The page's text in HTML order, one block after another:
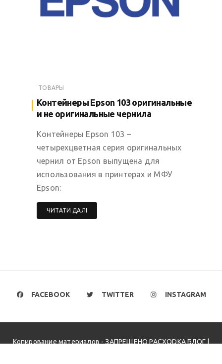
ТОВАРЫ
Контейнеры Epson 103 оригинальные
и не оригинальные чернила
Контейнеры Epson 103 –
четырехцветная серия оригинальных
чернил от Epson выпущена для
использования в принтерах и МФУ
Epson:
ЧИТАТИ ДАЛІ
FACEBOOK TWITTER INSTAGRAM
Копирование материалов - ЗАПРЕЩЕНО PACXODKA БЛОГ |